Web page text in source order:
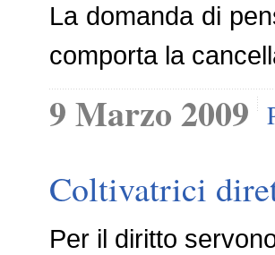
La domanda di
comporta la
9 Marzo 2009
Coltivatrici
Per il diritto